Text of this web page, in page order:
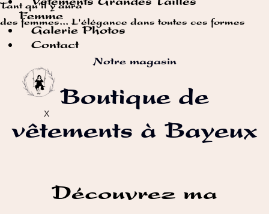
Vêtements Grandes Tailles
Femme
Galerie Photos
Contact
X
Tant qu'il y aura
des femmes... L'élégance dans toutes ces formes
Notre magasin
Boutique de
vêtements à Bayeux
Découvrez ma